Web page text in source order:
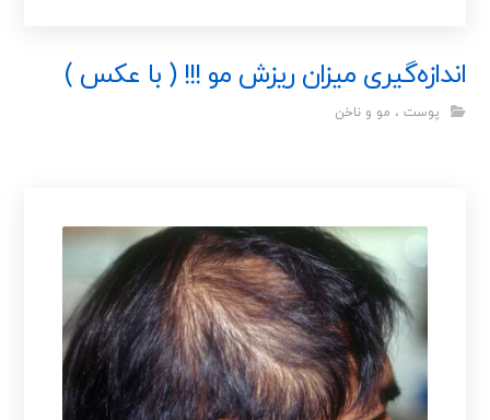
اندازه‌گیری میزان ریزش مو !!! ( با عکس )
پوست ، مو و ناخن